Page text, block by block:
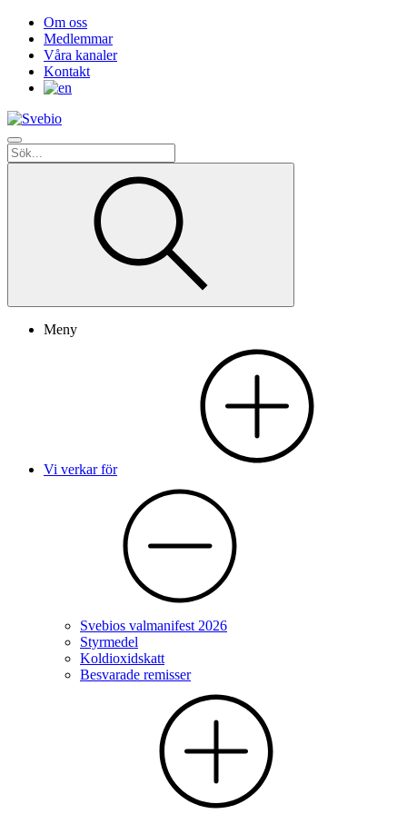
Om oss
Medlemmar
Våra kanaler
Kontakt
Meny
Vi verkar för
Svebios valmanifest 2026
Styrmedel
Koldioxidskatt
Besvarade remisser